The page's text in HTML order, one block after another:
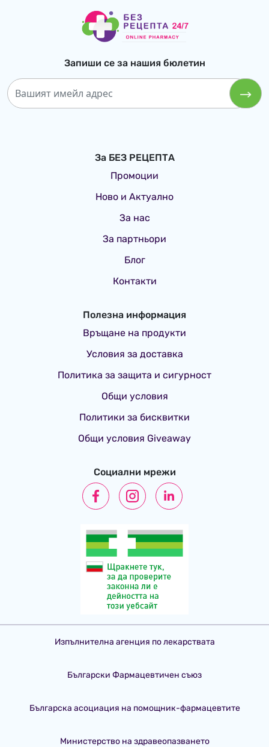
Запиши се за нашия бюлетин
За БЕЗ РЕЦЕПТА
Промоции
Ново и Актуално
За нас
За партньори
Блог
Контакти
Полезна информация
Връщане на продукти
Условия за доставка
Политика за защита и сигурност
Общи условия
Политики за бисквитки
Общи условия Giveaway
Социални мрежи
Изпълнителна агенция по лекарствата
Български Фармацевтичен съюз
Българска асоциация на помощник-фармацевтите
Министерство на здравеопазването